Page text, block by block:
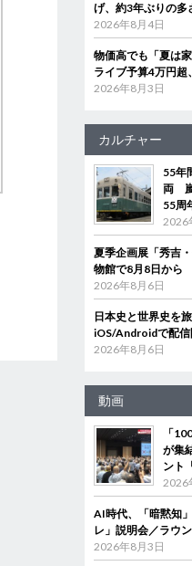
げ、約3年ぶりの多
2026年8月4日
物価高でも「夏は
ライブ予算4万円超
2026年8月3日
カルチャー
55年
両 嵐
55周
2026
夏季企画展「秀吉
物館で8月8日から
2026年8月6日
日本史と世界史を
iOS/Androidで配信
2026年8月6日
動画
「
が集
ント
2026
AI時代、「暗黙知
レ」説明会／ラウ
2026年8月3日